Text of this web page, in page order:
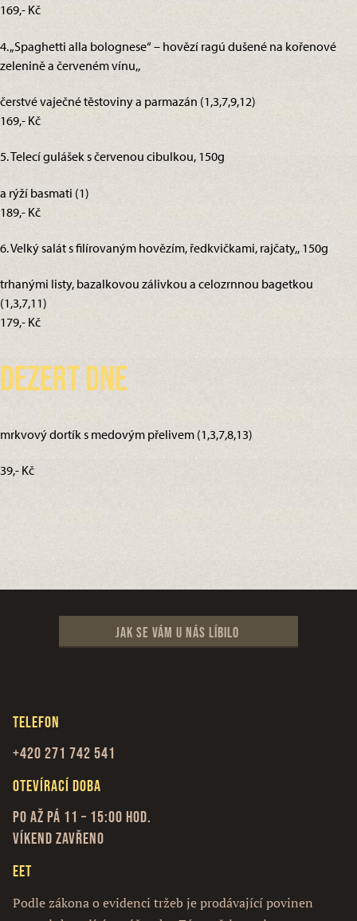
169,- Kč
4. „Spaghetti alla bolognese“ – hovězí ragú dušené na kořenové
zelenině a červeném vínu,,
čerstvé vaječné těstoviny a parmazán (1,3,7,9,12)
169,- Kč
5. Telecí gulášek s červenou cibulkou, 150g
a rýží basmati (1)
189,- Kč
6. Velký salát s filírovaným hovězím, ředkvičkami, rajčaty,, 150g
trhanými listy, bazalkovou zálivkou a celozrnnou bagetkou
(1,3,7,11)
179,- Kč
Dezert dne
mrkvový dortík s medovým přelivem (1,3,7,8,13)
39,- Kč
Jak se vám u nás líbilo
Telefon
+420 271 742 541
Otevírací doba
Po až Pá 11 – 15:00 hod.
Víkend zavřeno
EET
Podle zákona o evidenci tržeb je prodávající povinen